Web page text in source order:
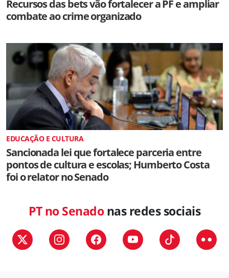
Recursos das bets vão fortalecer a PF e ampliar
combate ao crime organizado
EDUCAÇÃO E CULTURA
Sancionada lei que fortalece parceria entre
pontos de cultura e escolas; Humberto Costa
foi o relator no Senado
PT no Senadonas redes sociais